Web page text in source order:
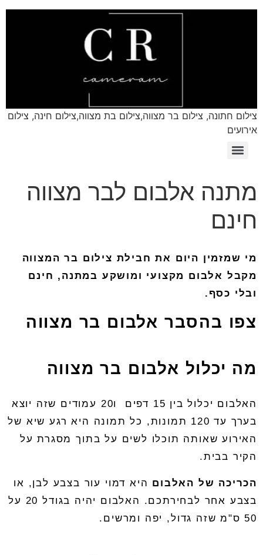
צילום חתונה, צילום בר מצווה,צילום בת מצווה,צילום חינה, צילום
אירועים
מתנה אלבום לבר מצווה
חינם
מי שמזמין היום את חבילת צילום בר המצווה
מקבל אלבום מקצועי ומושקע במתנה , חינם
ובלי כסף .
צפו בהסבר אלבום בר מצווה
מה יכלול אלבום בר מצווה
האלבום יכלול בין ו20 עמודים שזה יוצא
בערך עד 120 תמונות, כל תמונה היא רגע שיא של
האירוע שאותה תוכלו לשים על בתוך מסגרת על
הקיר בבית.
הכריכה של האלבום היא דמוי עור בצבע לבן, או
בצבע אחר לבחירתכם. האלבום יהיה בגודל20
על
50 ס"מ שזה גדול, יפה ומרשים .